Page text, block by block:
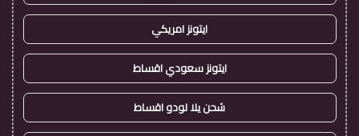
ايتونز امريكي
ايتونز سعودي اقساط
شحن يلا لودو اقساط